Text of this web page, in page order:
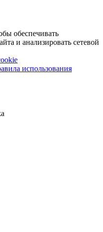
обеспечивать
и анализировать сетевой
использования